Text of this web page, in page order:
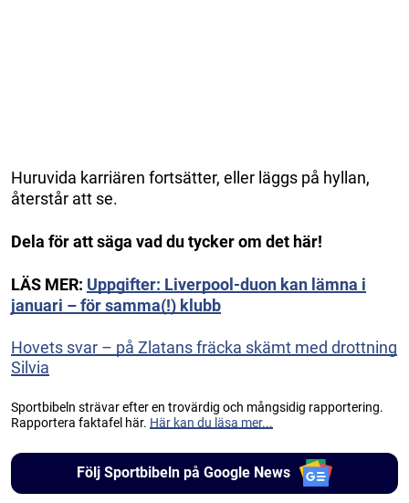
Huruvida karriären fortsätter, eller läggs på hyllan,
återstår att se.
Dela för att säga vad du tycker om det här!
LÄS MER: Uppgifter: Liverpool-duon kan lämna i
januari – för samma(!) klubb
Hovets svar – på Zlatans fräcka skämt med drottning
Silvia
Sportbibeln strävar efter en trovärdig och mångsidig rapportering.
Rapportera faktafel här. Här kan du läsa mer...
Följ Sportbibeln på Google News